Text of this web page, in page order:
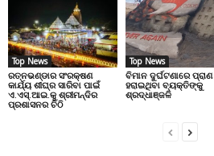
Top News
ରତ୍ନଭଣ୍ଡାର ସଂରକ୍ଷଣ
କାର୍ଯ୍ୟ ଶୀଘ୍ର ସାରିବା ପାଇଁ
ଏ.ଏସ୍.ଆଇ.କୁ ଶ୍ରୀମନ୍ଦିର
ପ୍ରଶାସନର ଚିଠି
Top News
ବିମାନ ଦୁର୍ଘଟଣାରେ ପ୍ରାଣ
ହରାଇଥିବା ବ୍ୟକ୍ତିଙ୍କୁ
ଶ୍ରଦ୍ଧାଞ୍ଜଳି